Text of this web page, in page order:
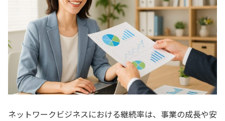
ネットワークビジネスにおける継続率は、事業の成長や安